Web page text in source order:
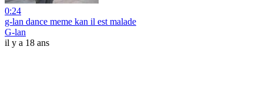
0:24
g-lan dance meme kan il est malade
G-lan
il y a 18 ans